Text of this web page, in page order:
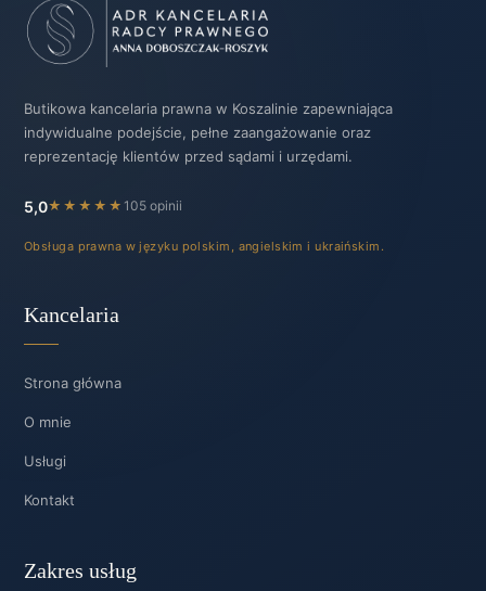
Butikowa kancelaria prawna w Koszalinie zapewniająca
indywidualne podejście, pełne zaangażowanie oraz
reprezentację klientów przed sądami i urzędami.
5,0★★★★★ 105 opinii
Obsługa prawna w języku polskim, angielskim i ukraińskim.
Kancelaria
Strona główna
O mnie
Usługi
Kontakt
Zakres usług